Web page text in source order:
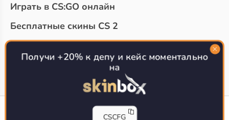
Играть в CS:GO онлайн
Бесплатные скины CS 2
Топ сайтов с халявой КС 2
О проекте
Получи +20% к депу и кейс моментально
на
CSCFG